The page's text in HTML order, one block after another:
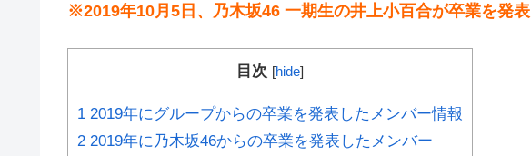
※2019年10月5日、乃木坂46 一期生の井上小百合が卒業を発表
目次 [hide]
1 2019年にグループからの卒業を発表したメンバー情報
2 2019年に乃木坂46からの卒業を発表したメンバー